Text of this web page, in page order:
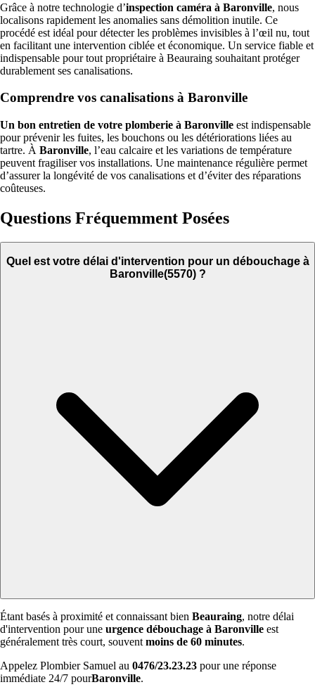
Grâce à notre technologie d’inspection caméra à Baronville, nous
localisons rapidement les anomalies sans démolition inutile. Ce
procédé est idéal pour détecter les problèmes invisibles à l’œil nu, tout
en facilitant une intervention ciblée et économique. Un service fiable et
indispensable pour tout propriétaire à Beauraing souhaitant protéger
durablement ses canalisations.
Comprendre vos canalisations à Baronville
Un bon entretien de votre plomberie à Baronville est indispensable
pour prévenir les fuites, les bouchons ou les détériorations liées au
tartre. À Baronville, l’eau calcaire et les variations de température
peuvent fragiliser vos installations. Une maintenance régulière permet
d’assurer la longévité de vos canalisations et d’éviter des réparations
coûteuses.
Questions Fréquemment Posées
Quel est votre délai d'intervention pour un débouchage à
Baronville(5570) ?
Étant basés à proximité et connaissant bien Beauraing, notre délai
d'intervention pour une urgence débouchage à Baronville est
généralement très court, souvent moins de 60 minutes.
Appelez Plombier Samuel au 0476/23.23.23 pour une réponse
immédiate 24/7 pourBaronville.